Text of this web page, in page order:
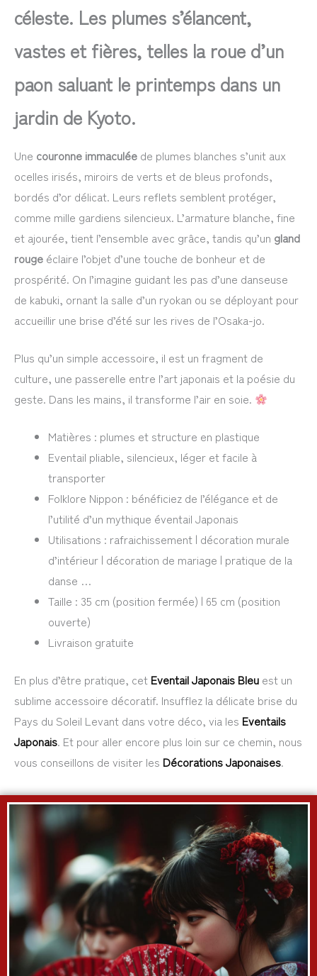
céleste. Les plumes s’élancent,
vastes et fières, telles la roue d’un
paon saluant le printemps dans un
jardin de Kyoto.
Une couronne immaculée de plumes blanches s’unit aux
ocelles irisés, miroirs de verts et de bleus profonds,
bordés d’or délicat. Leurs reflets semblent protéger,
comme mille gardiens silencieux. L’armature blanche, fine
et ajourée, tient l’ensemble avec grâce, tandis qu’un gland
rouge éclaire l’objet d’une touche de bonheur et de
prospérité. On l’imagine guidant les pas d’une danseuse
de kabuki, ornant la salle d’un ryokan ou se déployant pour
accueillir une brise d’été sur les rives de l’Osaka-jo.
Plus qu’un simple accessoire, il est un fragment de
culture, une passerelle entre l’art japonais et la poésie du
geste. Dans les mains, il transforme l’air en soie.
Matières : plumes et structure en plastique
Eventail pliable, silencieux, léger et facile à
transporter
Folklore Nippon : bénéficiez de l’élégance et de
l’utilité d’un mythique éventail Japonais
Utilisations : rafraichissement | décoration murale
d’intérieur | décoration de mariage | pratique de la
danse …
Taille : 35 cm (position fermée) | 65 cm (position
ouverte)
Livraison gratuite
En plus d’être pratique, cet Eventail Japonais Bleu est un
sublime accessoire décoratif. Insufflez la délicate brise du
Pays du Soleil Levant dans votre déco, via les Eventails
Japonais. Et pour aller encore plus loin sur ce chemin, nous
vous conseillons de visiter les Décorations Japonaises.